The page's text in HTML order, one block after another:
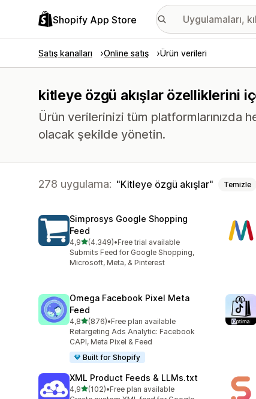
Shopify App Store
Satış kanalları Online satış Ürün verileri
kitleye özgü akışlar özelliklerini
Ürün verilerinizi tüm platformlarınızda
olacak şekilde yönetin.
278 uygulama: Kitleye özgü akışlar Temizle
Simprosys Google Shopping
Feed
4,95 yıldız üzerinden
(4.349)
toplam 4349 değerlendirme
•Free trial available
Submits Feed for Google Shopping,
Microsoft, Meta, & Pinterest
Omega Facebook Pixel Meta
Feed
4,85 yıldız üzerinden
(876)
toplam 876 değerlendirme
•Free plan available
Retargeting Ads Analytic: Facebook
CAPI, Meta Pixel & Feed
Built for Shopify
XML Product Feeds & LLMs.txt
4,95 yıldız üzerinden
(102)
toplam 102 değerlendirme
•Free plan available